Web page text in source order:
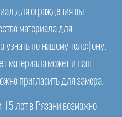
для ограждения вы
материала для
узнать по нашему телефону.
материала может и наш
пригласить для замера.
15 лет в Рязани возможно